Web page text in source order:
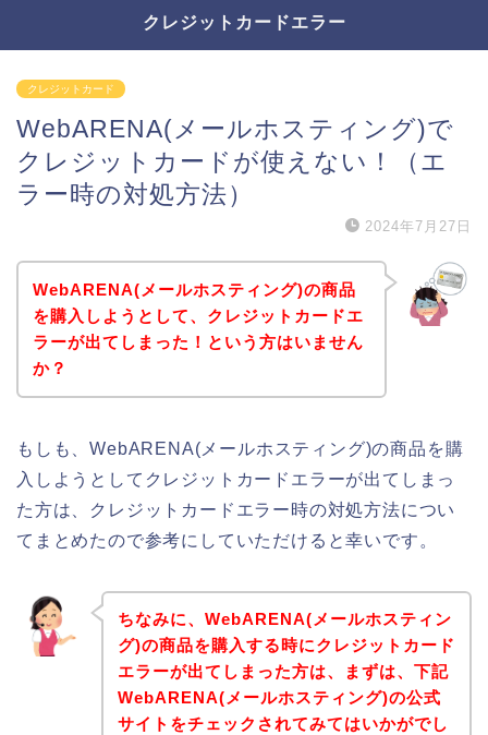
クレジットカードエラー
クレジットカード
WebARENA(メールホスティング)で
クレジットカードが使えない！（エ
ラー時の対処方法）
2024年7月27日
WebARENA(メールホスティング)の商品
を購入しようとして、クレジットカードエ
ラーが出てしまった！という方はいません
か？
もしも、WebARENA(メールホスティング)の商品を購
入しようとしてクレジットカードエラーが出てしまっ
た方は、クレジットカードエラー時の対処方法につい
てまとめたので参考にしていただけると幸いです。
ちなみに、WebARENA(メールホスティン
グ)の商品を購入する時にクレジットカード
エラーが出てしまった方は、まずは、下記
WebARENA(メールホスティング)の公式
サイトをチェックされてみてはいかがでし